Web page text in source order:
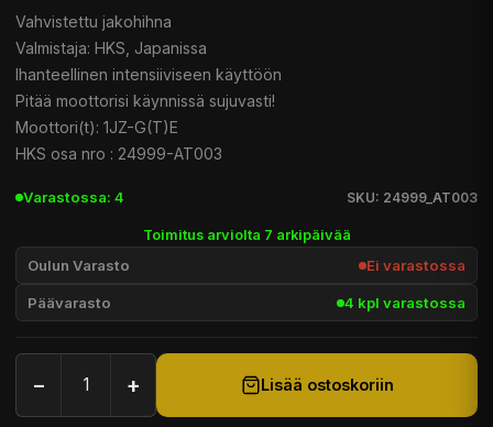
Vahvistettu jakohihna
Valmistaja: HKS, Japanissa
Ihanteellinen intensiiviseen käyttöön
Pitää moottorisi käynnissä sujuvasti!
Moottori(t): 1JZ-G(T)E
HKS osa nro : 24999-AT003
Varastossa: 4 SKU: 24999_AT003
Toimitus arviolta 7 arkipäivää
Oulun Varasto Ei varastossa
Päävarasto 4 kpl varastossa
− + Lisää ostoskoriin